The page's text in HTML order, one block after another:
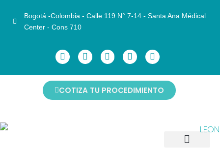
Bogotá -Colombia - Calle 119 N° 7-14 - Santa Ana Médical
Center - Cons 710
COTIZA TU PROCEDIMIENTO